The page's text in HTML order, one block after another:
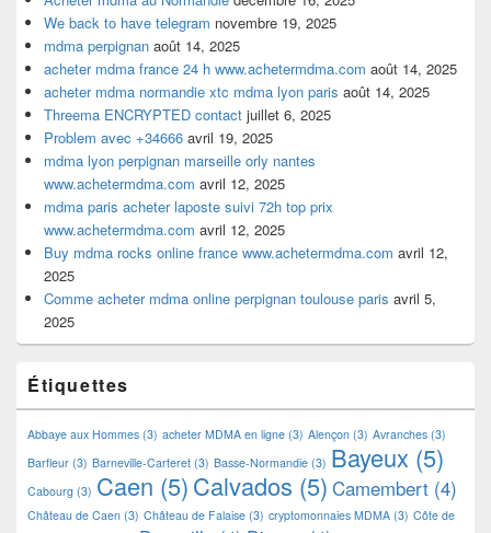
We back to have telegram novembre 19, 2025
mdma perpignan août 14, 2025
acheter mdma france 24 h www.achetermdma.com août 14, 2025
acheter mdma normandie xtc mdma lyon paris août 14, 2025
Threema ENCRYPTED contact juillet 6, 2025
Problem avec +34666 avril 19, 2025
mdma lyon perpignan marseille orly nantes
www.achetermdma.com avril 12, 2025
mdma paris acheter laposte suivi 72h top prix
www.achetermdma.com avril 12, 2025
Buy mdma rocks online france www.achetermdma.com avril 12,
2025
Comme acheter mdma online perpignan toulouse paris avril 5,
2025
Étiquettes
Abbaye aux Hommes (3) acheter MDMA en ligne (3) Alençon (3) Avranches (3)
Barfleur (3) Barneville-Carteret (3) Basse-Normandie (3) Bayeux (5)
Cabourg (3) Caen (5)Calvados (5) Camembert (4)
Château de Caen (3) Château de Falaise (3) cryptomonnaies MDMA (3) Côte de